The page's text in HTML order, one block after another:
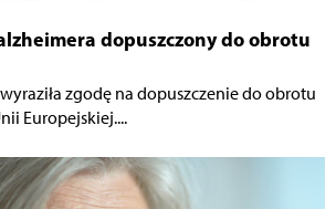
dopuszczony do obrotu
zgodę na dopuszczenie do obrotu
Europejskiej....